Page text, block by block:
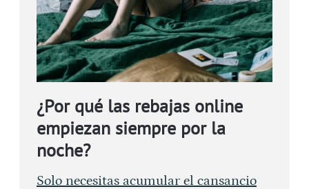
¿Por qué las rebajas online
empiezan siempre por la
noche?
Solo necesitas acumular el cansancio